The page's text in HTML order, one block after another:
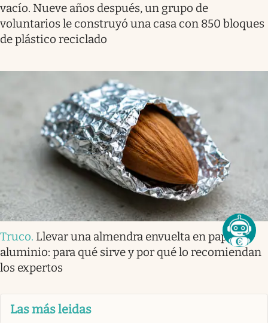
vacío. Nueve años después, un grupo de
voluntarios le construyó una casa con 850 bloques
de plástico reciclado
Truco. Llevar una almendra envuelta en papel
aluminio: para qué sirve y por qué lo recomiendan
los expertos
Las más leidas